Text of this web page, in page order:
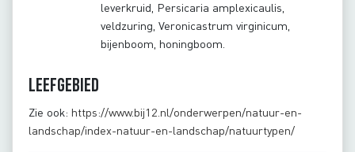
leverkruid, Persicaria amplexicaulis,
veldzuring, Veronicastrum virginicum,
bijenboom, honingboom.
Leefgebied
Zie ook: https://www.bij12.nl/onderwerpen/natuur-en-
landschap/index-natuur-en-landschap/natuurtypen/